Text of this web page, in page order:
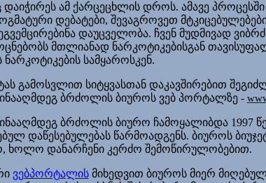
დაიჭირეს ამ ქარცეცხლის დროს. ამავე პროცესში
დებატები, შევაგროვეთ
დაუცველობა. ჩვენ მუდმივად
მთლიანად ნარკოტიკებისგან
სამყაროსკენ.
გამოსვლით სიტყვასთან დაკავშირებით
ბრძოლის ბიუროს ვებ პორტალზე -
ბრძოლის ბიურო ჩამოყალიბდა 1997
დაწესებულებას წარმოადგენს. ბიუროს
ხოლო დანარჩენი კერძო შემოწირულობებით.
ვებპორტალისმიხედვით ბიუროს მიერ